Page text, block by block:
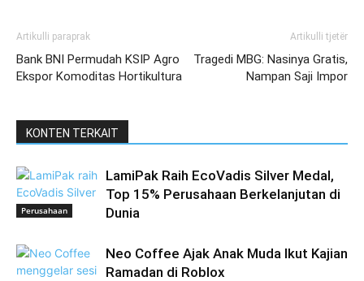
Artikulli paraprak
Bank BNI Permudah KSIP Agro
Ekspor Komoditas Hortikultura
Artikulli tjetër
Tragedi MBG: Nasinya Gratis,
Nampan Saji Impor
KONTEN TERKAIT
Perusahaan
LamiPak Raih EcoVadis Silver Medal,
Top 15% Perusahaan Berkelanjutan di
Dunia
Neo Coffee Ajak Anak Muda Ikut Kajian
Ramadan di Roblox